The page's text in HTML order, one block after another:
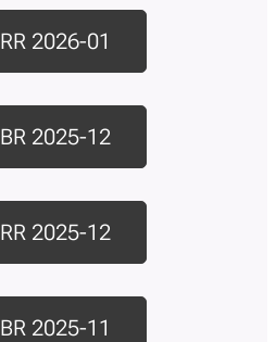
RR 2026-01
BR 2025-12
RR 2025-12
BR 2025-11